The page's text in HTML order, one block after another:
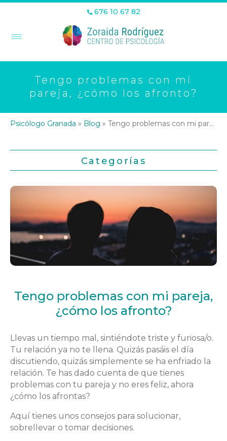
676 10 67 82
Tengo problemas con mi
pareja, ¿cómo los afronto?
Psicólogo Granada » Blog » Tengo problemas con mi pareja, ¿cómo los afronto?
Categorías
Tengo problemas con mi pareja,
¿cómo los afronto?
Llevas un tiempo mal, sintiéndote triste y furiosa/o.
Tu relación ya no te llena. Quizás pasáis el día
discutiendo, quizás simplemente se ha enfriado la
relación. Te has dado cuenta de que tienes
problemas con tu pareja y no eres feliz, ahora
¿cómo los afrontas?
Aquí tienes unos consejos para solucionar,
sobrellevar o tomar decisiones.